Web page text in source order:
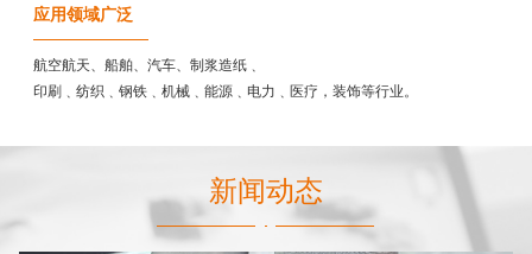
应用领域广泛
航空航天、船舶、汽车、制浆造纸﹑
印刷﹑纺织﹑钢铁﹑机械﹑能源﹑电力﹑医疗，装饰等行业。
新闻动态